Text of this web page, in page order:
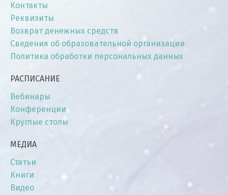
Контакты
Реквизиты
Возврат денежных средств
Сведения об образовательной организации
Политика обработки персональных данных
РАСПИСАНИЕ
Вебинары
Конференции
Круглые столы
МЕДИА
Статьи
Книги
Видео